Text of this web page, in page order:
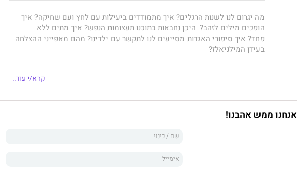
מה יגרום לנו לשנות הרגלים? איך מתמודדים ביעילות עם לחץ ועם שחיקה? איך
הופכים מילים לזהב? היכן נחבאות בתוכנו תעצומות הנפש? איך מתים ללא
פחד? איך סיפורי האגדות מסייעים לנו לתקשר עם ילדינו? מהם מאפייני ההצלחה
בעידן המילניאלז?
כ-40 נשים וגברים - חוקרים ומומחים בתחומם - חברו במהלך ערב אחד למאיירות
פרקים מעוררי השראה העוסקים במגוון תחומים; מפיננסים עד יצירה, מבריאות עד
קרא/י עוד..
אנחנו ממש אהבנו!